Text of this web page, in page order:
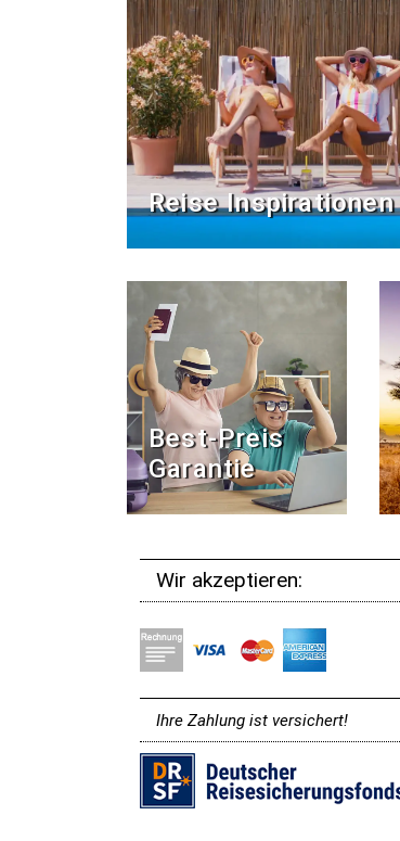
Reise Inspirationen
Best-Preis
Garantie
Wir akzeptieren:
Ihre Zahlung ist versichert!